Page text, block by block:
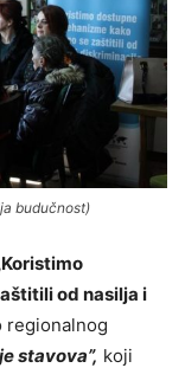
budučnost)
od nasilja i
regionalnog
stavova”, koji